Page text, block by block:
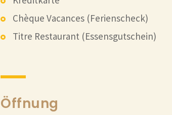
Chèque Vacances (Ferienscheck)
Titre Restaurant (Essensgutschein)
Öffnung